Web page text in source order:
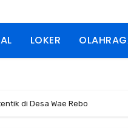
LOKER
di Desa Wae Rebo